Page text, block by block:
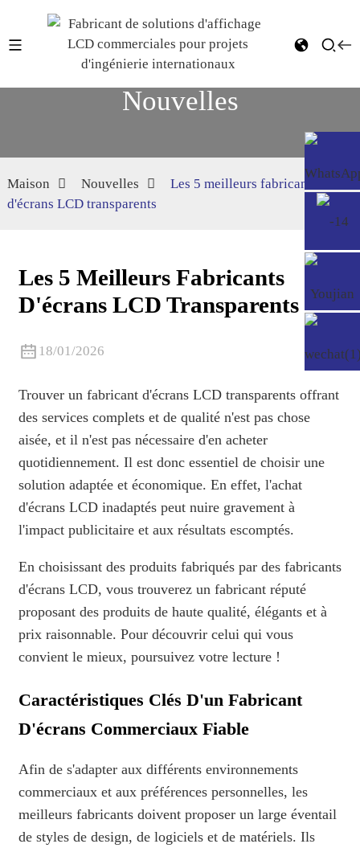
Nouvelles
Maison Nouvelles
Les 5 meilleurs fabricants
d'écrans LCD transparents
Les 5 Meilleurs Fabricants
D'écrans LCD Transparents
18/01/2026
Trouver un fabricant d'écrans LCD transparents offrant
des services complets et de qualité n'est pas chose
aisée, et il n'est pas nécessaire d'en acheter
quotidiennement. Il est donc essentiel de choisir une
solution adaptée et économique. En effet, l'achat
d'écrans LCD inadaptés peut nuire gravement à
l'impact publicitaire et aux résultats escomptés.
En choisissant des produits fabriqués par des fabricants
d'écrans LCD, vous trouverez un fabricant réputé
proposant des produits de haute qualité, élégants et à
prix raisonnable. Pour découvrir celui qui vous
convient le mieux, poursuivez votre lecture !
Caractéristiques Clés D'un Fabricant
D'écrans Commerciaux Fiable
Afin de s'adapter aux différents environnements
commerciaux et aux préférences personnelles, les
meilleurs fabricants doivent proposer un large éventail
de styles de design, de logiciels et de matériels. Ils